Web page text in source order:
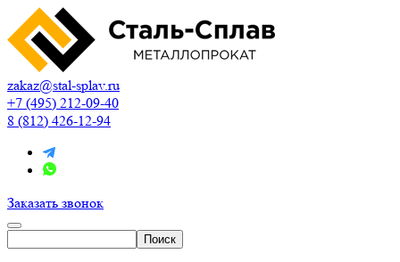
zakaz@stal-splav.ru
+7 (495) 212-09-40
8 (812) 426-12-94
Заказать звонок